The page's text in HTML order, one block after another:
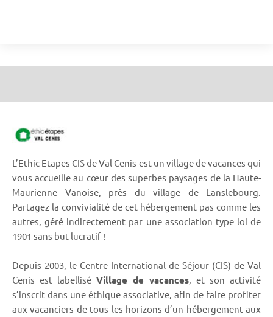
L’Ethic Etapes CIS de Val Cenis est un village de vacances qui
vous accueille au cœur des superbes paysages de la Haute-
Maurienne Vanoise, près du village de Lanslebourg.
Partagez la convivialité de cet hébergement pas comme les
autres, géré indirectement par une association type loi de
1901 sans but lucratif !
Depuis 2003, le Centre International de Séjour (CIS) de Val
Cenis est labellisé Village de vacances, et son activité
s’inscrit dans une éthique associative, afin de faire profiter
aux vacanciers de tous les horizons d’un hébergement aux